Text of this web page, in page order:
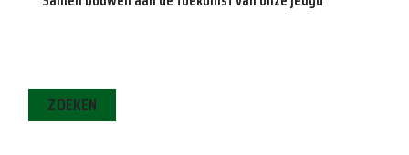
ZOEKEN